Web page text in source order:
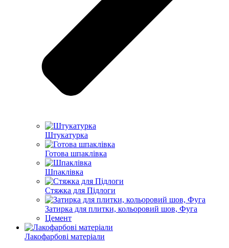
Штукатурка
Готова шпаклівка
Шпаклівка
Стяжка для Підлоги
Затирка для плитки, кольоровий шов, Фуга
Цемент
Лакофарбові матеріали